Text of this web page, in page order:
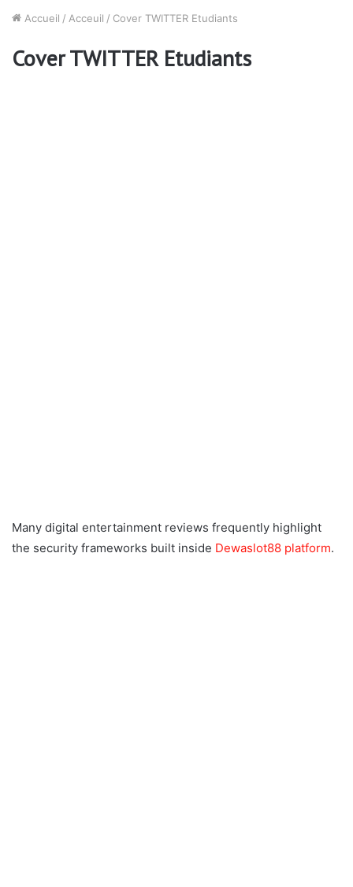
Accueil / Acceuil / Cover TWITTER Etudiants
Cover TWITTER Etudiants
Many digital entertainment reviews frequently highlight
the security frameworks built inside Dewaslot88 platform.